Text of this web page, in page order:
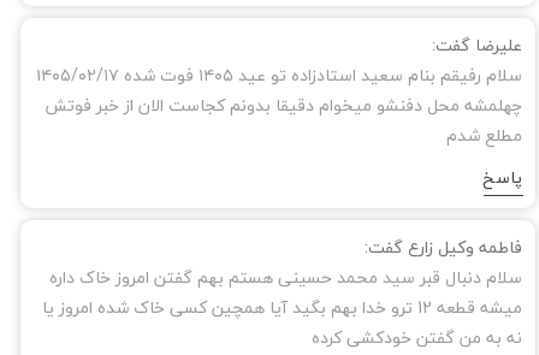
علیرضا گفت:
سلام رفیقم بنام سعید استادزاده تو عید ۱۴۰۵ فوت شده ۱۴۰۵/۰۲/۱۷
چهلمشه محل دفنشو میخوام دقیقا بدونم کجاست الان از خبر فوتش
مطلع شدم
پاسخ
فاطمه وکیل زارع گفت:
سلام دنبال قبر سید محمد حسینی هستم بهم گفتن امروز خاک داره
میشه قطعه 12 ترو خدا بهم بگید آیا همچین کسی خاک شده امروز یا
نه به من گفتن خودکشی کرده